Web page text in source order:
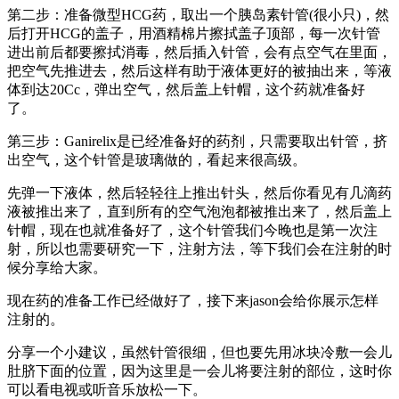
第二步：准备微型HCG药，取出一个胰岛素针管(很小只)，然
后打开HCG的盖子，用酒精棉片擦拭盖子顶部，每一次针管
进出前后都要擦拭消毒，然后插入针管，会有点空气在里面，
把空气先推进去，然后这样有助于液体更好的被抽出来，等液
体到达20Cc，弹出空气，然后盖上针帽，这个药就准备好
了。
第三步：Ganirelix是已经准备好的药剂，只需要取出针管，挤
出空气，这个针管是玻璃做的，看起来很高级。
先弹一下液体，然后轻轻往上推出针头，然后你看见有几滴药
液被推出来了，直到所有的空气泡泡都被推出来了，然后盖上
针帽，现在也就准备好了，这个针管我们今晚也是第一次注
射，所以也需要研究一下，注射方法，等下我们会在注射的时
候分享给大家。
现在药的准备工作已经做好了，接下来jason会给你展示怎样
注射的。
分享一个小建议，虽然针管很细，但也要先用冰块冷敷一会儿
肚脐下面的位置，因为这里是一会儿将要注射的部位，这时你
可以看电视或听音乐放松一下。